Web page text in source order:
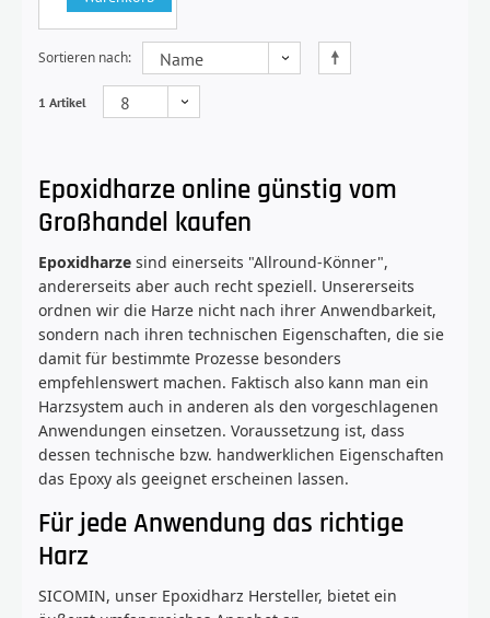
Sortieren nach
1 Artikel
Epoxidharze online günstig vom
Großhandel kaufen
Epoxidharze sind einerseits "Allround-Könner",
andererseits aber auch recht speziell. Unsererseits
ordnen wir die Harze nicht nach ihrer Anwendbarkeit,
sondern nach ihren technischen Eigenschaften, die sie
damit für bestimmte Prozesse besonders
empfehlenswert machen. Faktisch also kann man ein
Harzsystem auch in anderen als den vorgeschlagenen
Anwendungen einsetzen. Voraussetzung ist, dass
dessen technische bzw. handwerklichen Eigenschaften
das Epoxy als geeignet erscheinen lassen.
Für jede Anwendung das richtige
Harz
SICOMIN, unser Epoxidharz Hersteller, bietet ein